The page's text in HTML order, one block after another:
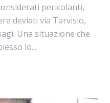
pericolanti,
deviati via Tarvisio,
Una situazione che
lo...